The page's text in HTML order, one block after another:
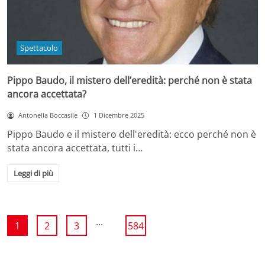
Spettacolo
Pippo Baudo, il mistero dell’eredità: perché non è stata
ancora accettata?
Antonella Boccasile 1 Dicembre 2025
Pippo Baudo e il mistero dell'eredità: ecco perché non è
stata ancora accettata, tutti i…
Leggi di più
1 2 3 ... 584